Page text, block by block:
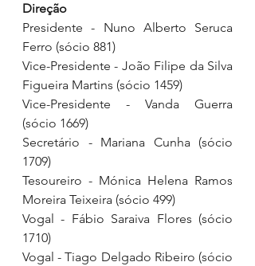
Direção
Presidente - Nuno Alberto Seruca
Ferro (sócio 881)
Vice-Presidente - João Filipe da Silva
Figueira Martins (sócio 1459)
Vice-Presidente - Vanda Guerra
(sócio 1669)
Secretário - Mariana Cunha (sócio
1709)
Tesoureiro - Mónica Helena Ramos
Moreira Teixeira (sócio 499)
Vogal - Fábio Saraiva Flores (sócio
1710)
Vogal - Tiago Delgado Ribeiro (sócio